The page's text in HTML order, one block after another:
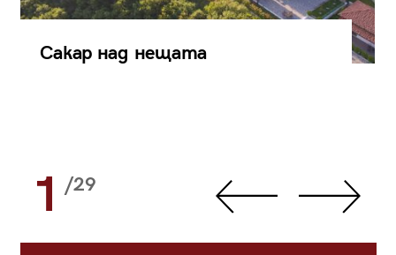
Сакар над нещата
1 /29